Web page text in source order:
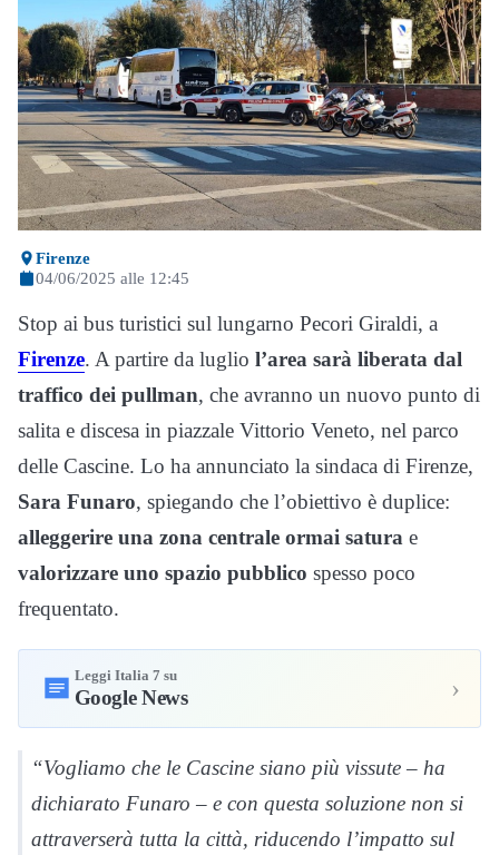
Firenze
04/06/2025 alle 12:45
Stop ai bus turistici sul lungarno Pecori Giraldi, a
Firenze. A partire da luglio l’area sarà liberata dal
traffico dei pullman, che avranno un nuovo punto di
salita e discesa in piazzale Vittorio Veneto, nel parco
delle Cascine. Lo ha annunciato la sindaca di Firenze,
Sara Funaro, spiegando che l’obiettivo è duplice:
alleggerire una zona centrale ormai satura e
valorizzare uno spazio pubblico spesso poco
frequentato.
Leggi Italia 7 su
Google News ›
“Vogliamo che le Cascine siano più vissute – ha
dichiarato Funaro – e con questa soluzione non si
attraverserà tutta la città, riducendo l’impatto sul